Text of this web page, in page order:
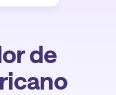
de